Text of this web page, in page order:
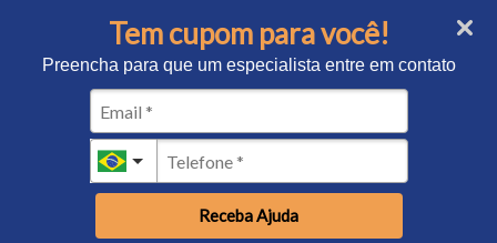
Tem cupom para você!
Preencha para que um especialista entre em contato
Receba Ajuda
Todos os direitos reservados © 2026
Termos | Política de Privacidade